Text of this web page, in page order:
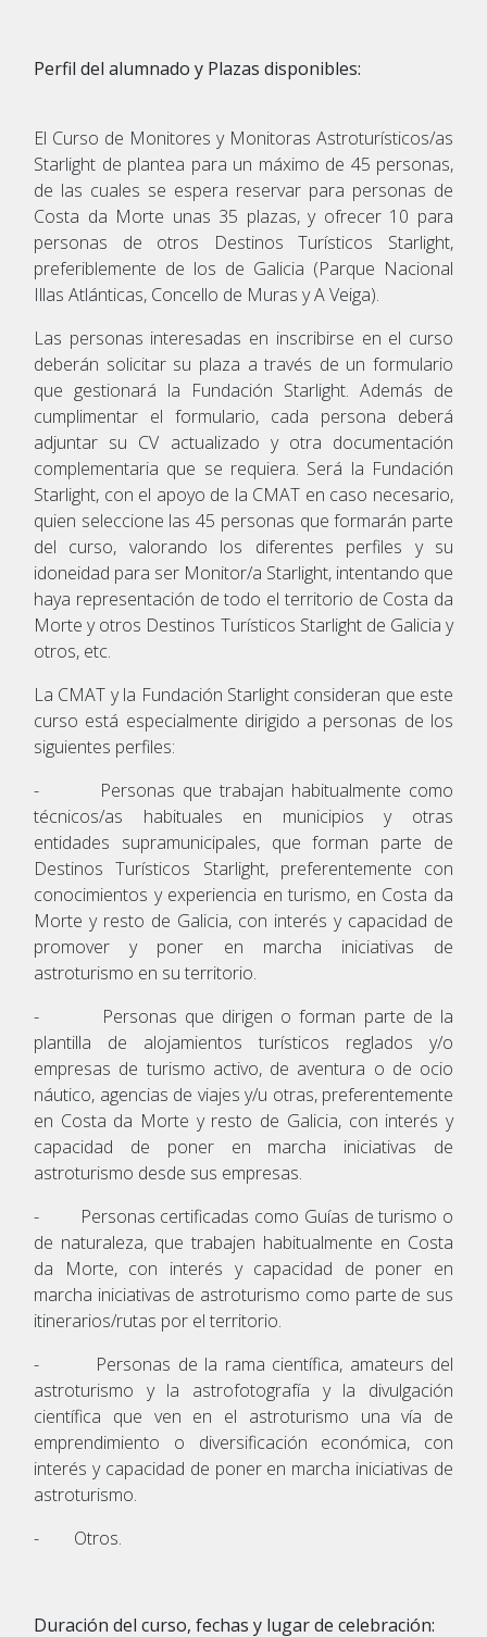
Perfil del alumnado y Plazas disponibles:
El Curso de Monitores y Monitoras Astroturísticos/as
Starlight de plantea para un máximo de 45 personas,
de las cuales se espera reservar para personas de
Costa da Morte unas 35 plazas, y ofrecer 10 para
personas de otros Destinos Turísticos Starlight,
preferiblemente de los de Galicia (Parque Nacional
Illas Atlánticas, Concello de Muras y A Veiga).
Las personas interesadas en inscribirse en el curso
deberán solicitar su plaza a través de un formulario
que gestionará la Fundación Starlight. Además de
cumplimentar el formulario, cada persona deberá
adjuntar su CV actualizado y otra documentación
complementaria que se requiera. Será la Fundación
Starlight, con el apoyo de la CMAT en caso necesario,
quien seleccione las 45 personas que formarán parte
del curso, valorando los diferentes perfiles y su
idoneidad para ser Monitor/a Starlight, intentando que
haya representación de todo el territorio de Costa da
Morte y otros Destinos Turísticos Starlight de Galicia y
otros, etc.
La CMAT y la Fundación Starlight consideran que este
curso está especialmente dirigido a personas de los
siguientes perfiles:
- Personas que trabajan habitualmente como
técnicos/as habituales en municipios y otras
entidades supramunicipales, que forman parte de
Destinos Turísticos Starlight, preferentemente con
conocimientos y experiencia en turismo, en Costa da
Morte y resto de Galicia, con interés y capacidad de
promover y poner en marcha iniciativas de
astroturismo en su territorio.
- Personas que dirigen o forman parte de la
plantilla de alojamientos turísticos reglados y/o
empresas de turismo activo, de aventura o de ocio
náutico, agencias de viajes y/u otras, preferentemente
en Costa da Morte y resto de Galicia, con interés y
capacidad de poner en marcha iniciativas de
astroturismo desde sus empresas.
- Personas certificadas como Guías de turismo o
de naturaleza, que trabajen habitualmente en Costa
da Morte, con interés y capacidad de poner en
marcha iniciativas de astroturismo como parte de sus
itinerarios/rutas por el territorio.
- Personas de la rama científica, amateurs del
astroturismo y la astrofotografía y la divulgación
científica que ven en el astroturismo una vía de
emprendimiento o diversificación económica, con
interés y capacidad de poner en marcha iniciativas de
astroturismo.
- Otros.
Duración del curso, fechas y lugar de celebración: